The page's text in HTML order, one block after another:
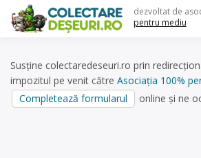
content
dezvoltat de
pentru mediu
Susține colectaredeseuri.ro prin
impozitul pe venit către Asociația 100%
Completează formularul
online și ne